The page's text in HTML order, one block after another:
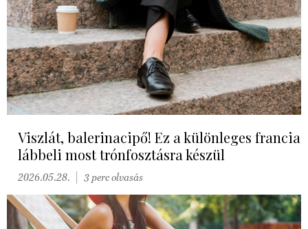
Viszlát, balerinacipő! Ez a különleges francia
lábbeli most trónfosztásra készül
2026.05.28. 3 perc olvasás